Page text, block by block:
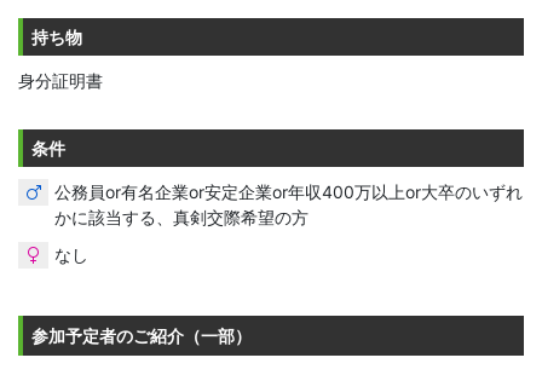
持ち物
身分証明書
条件
公務員or有名企業or安定企業or年収400万以上or大卒のいずれ
かに該当する、真剣交際希望の方
なし
参加予定者のご紹介（一部）